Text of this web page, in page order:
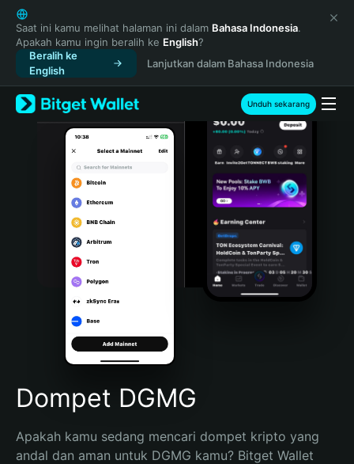
English
日本語
Tiếng Việt
Русский
Español (Latinoamérica)
Türkçe
Italiano
Português (Portugal)
Bahasa Indonesia
Português (Brasil)
Español (Argentina)
Saat ini kamu melihat halaman ini dalam Bahasa Indonesia.
Apakah kamu ingin beralih ke English?
Beralih ke
English
Lanjutkan dalam Bahasa Indonesia
Unduh sekarang
Dompet DGMG
Apakah kamu sedang mencari dompet kripto yang
andal dan aman untuk DGMG kamu? Bitget Wallet